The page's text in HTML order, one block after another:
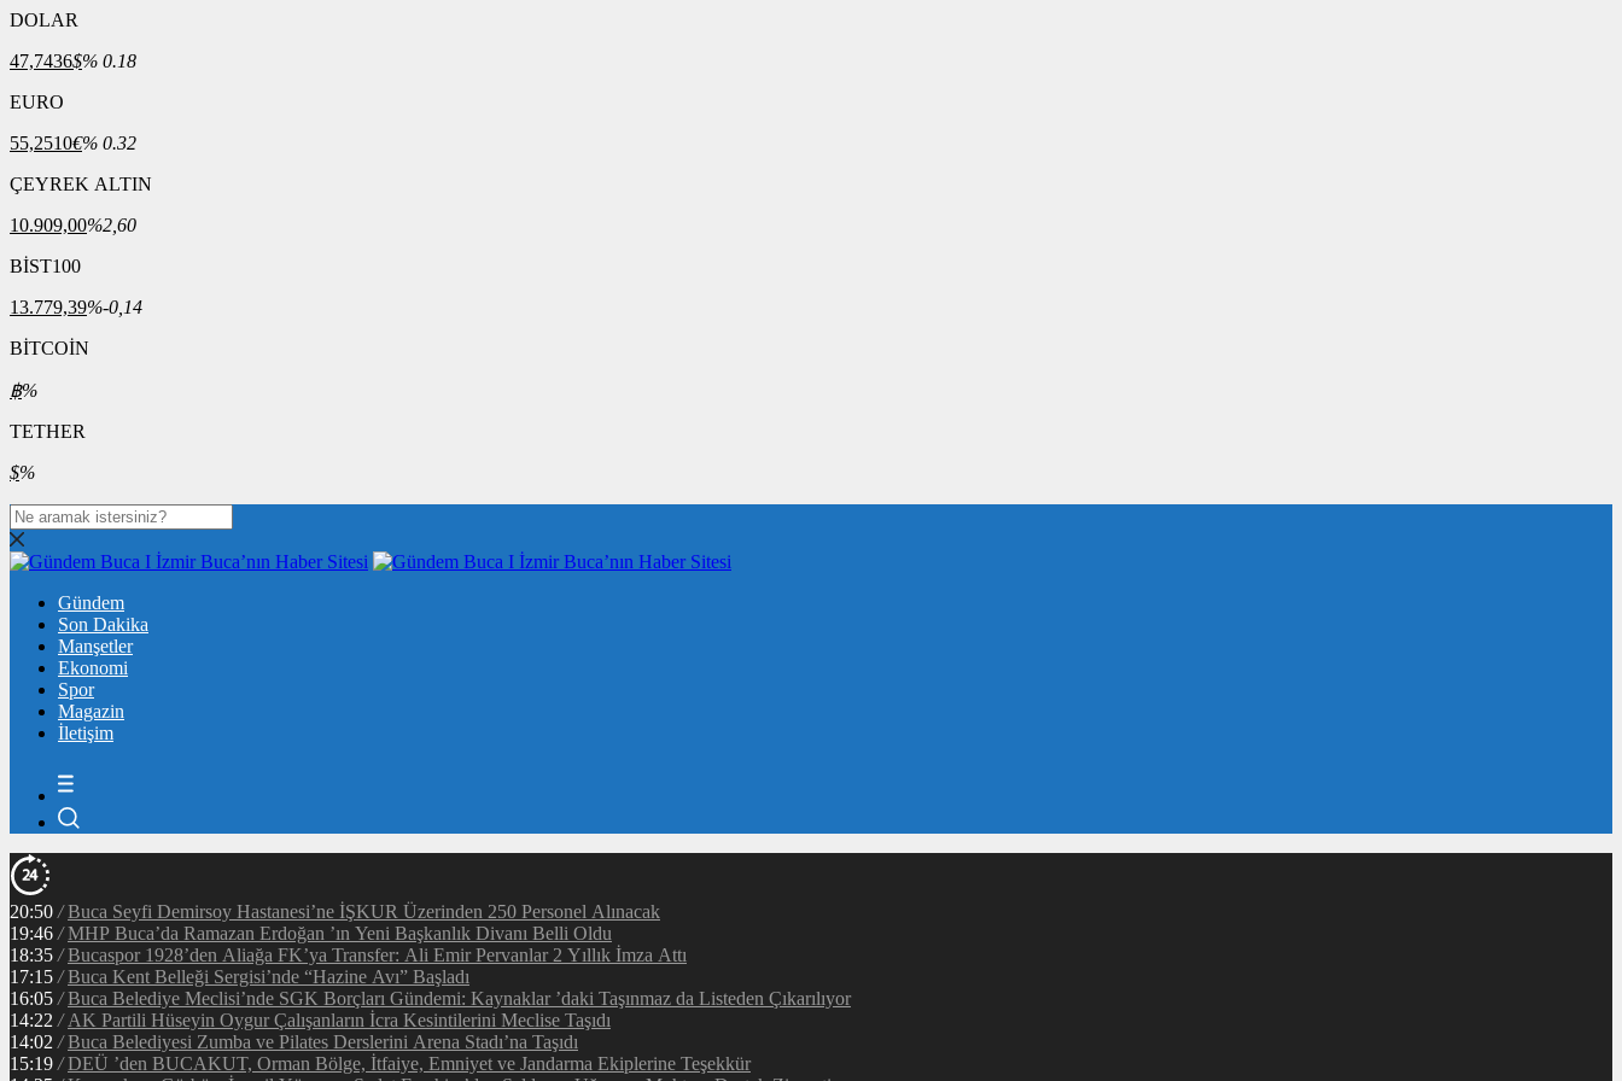
DOLAR
47,7436$% 0.18
EURO
55,2510€% 0.32
ÇEYREK ALTIN
10.909,00%2,60
BİST100
13.779,39%-0,14
BİTCOİN
฿%
TETHER
$%
Gündem
Son Dakika
Manşetler
Ekonomi
Spor
Magazin
İletişim
20:50 / Buca Seyfi Demirsoy Hastanesi’ne İŞKUR Üzerinden 250 Personel Alınacak
19:46 / MHP Buca’da Ramazan Erdoğan ’ın Yeni Başkanlık Divanı Belli Oldu
18:35 / Bucaspor 1928’den Aliağa FK’ya Transfer: Ali Emir Pervanlar 2 Yıllık İmza Attı
17:15 / Buca Kent Belleği Sergisi’nde “Hazine Avı” Başladı
16:05 / Buca Belediye Meclisi’nde SGK Borçları Gündemi: Kaynaklar ’daki Taşınmaz da Listeden Çıkarılıyor
14:22 / AK Partili Hüseyin Oygur Çalışanların İcra Kesintilerini Meclise Taşıdı
14:02 / Buca Belediyesi Zumba ve Pilates Derslerini Arena Stadı’na Taşıdı
15:19 / DEÜ ’den BUCAKUT, Orman Bölge, İtfaiye, Emniyet ve Jandarma Ekiplerine Teşekkür